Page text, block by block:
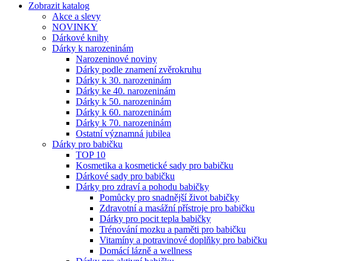
Zobrazit katalog
Akce a slevy
NOVINKY
Dárkové knihy
Dárky k narozeninám
Narozeninové noviny
Dárky podle znamení zvěrokruhu
Dárky k 30. narozeninám
Dárky ke 40. narozeninám
Dárky k 50. narozeninám
Dárky k 60. narozeninám
Dárky k 70. narozeninám
Ostatní významná jubilea
Dárky pro babičku
TOP 10
Kosmetika a kosmetické sady pro babičku
Dárkové sady pro babičku
Dárky pro zdraví a pohodu babičky
Pomůcky pro snadnější život babičky
Zdravotní a masážní přístroje pro babičku
Dárky pro pocit tepla babičky
Trénování mozku a paměti pro babičku
Vitamíny a potravinové doplňky pro babičku
Domácí lázně a wellness